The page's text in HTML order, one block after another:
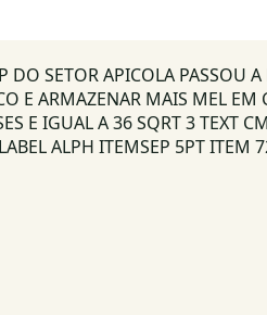
SETOR APICOLA PASSOU
E ARMAZENAR MAIS MEL
E IGUAL A 36 SQRT 3 TEXT
ALPH ITEMSEP 5PT